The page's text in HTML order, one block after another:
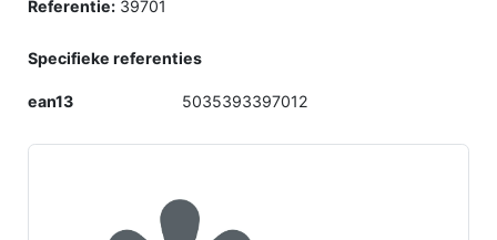
Referentie: 39701
Specifieke referenties
ean13 5035393397012